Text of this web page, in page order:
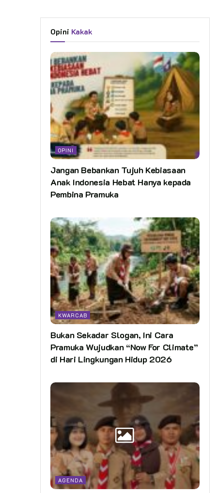
Opini Kakak
OPINI
Jangan Bebankan Tujuh Kebiasaan
Anak Indonesia Hebat Hanya kepada
Pembina Pramuka
KWARCAB
Bukan Sekadar Slogan, Ini Cara
Pramuka Wujudkan “Now For Climate”
di Hari Lingkungan Hidup 2026
AGENDA